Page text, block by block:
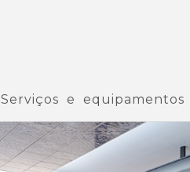
Serviços e equipamentos